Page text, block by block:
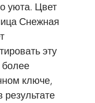
уюта. Цвет
Снежная
эту
ключе,
результате